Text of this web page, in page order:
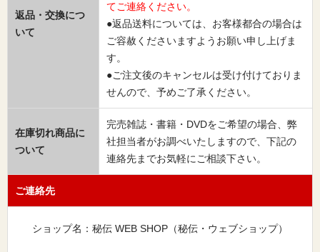
返品・交換につ
いて
てご連絡ください。
●返品送料については、お客様都合の場合は
ご容赦くださいますようお願い申し上げま
す。
●ご注文後のキャンセルは受け付けておりま
せんので、予めご了承ください。
在庫切れ商品に
ついて
完売雑誌・書籍・DVDをご希望の場合、弊
社担当者がお調べいたしますので、下記の
連絡先までお気軽にご相談下さい。
ご連絡先
ショップ名：秘伝 WEB SHOP（秘伝・ウェブショップ）